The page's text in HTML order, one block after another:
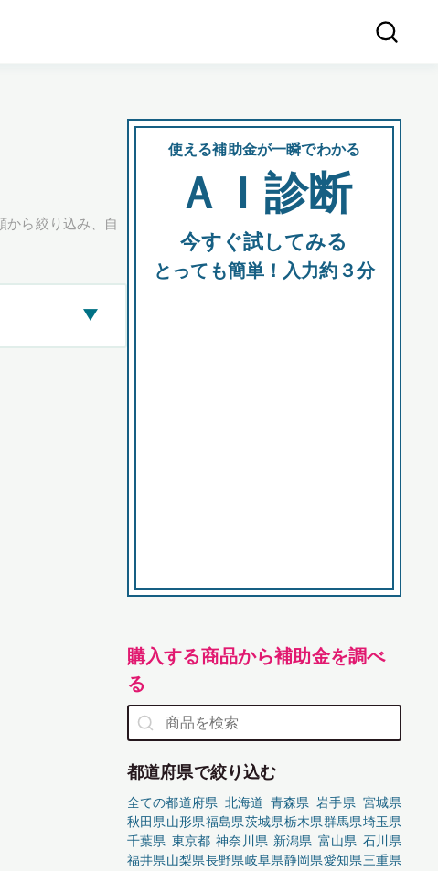
から絞り込み、自
▶
使える補助金が一瞬でわかる
ＡＩ診断
今すぐ試してみる
とっても簡単！入力約３分
購入する商品から補助金を調べ
る
都道府県で絞り込む
全ての都道府県 北海道 青森県 岩手県 宮城県
秋田県山形県福島県茨城県栃木県群馬県埼玉県
千葉県 東京都 神奈川県 新潟県 富山県 石川県
福井県山梨県長野県岐阜県静岡県愛知県三重県